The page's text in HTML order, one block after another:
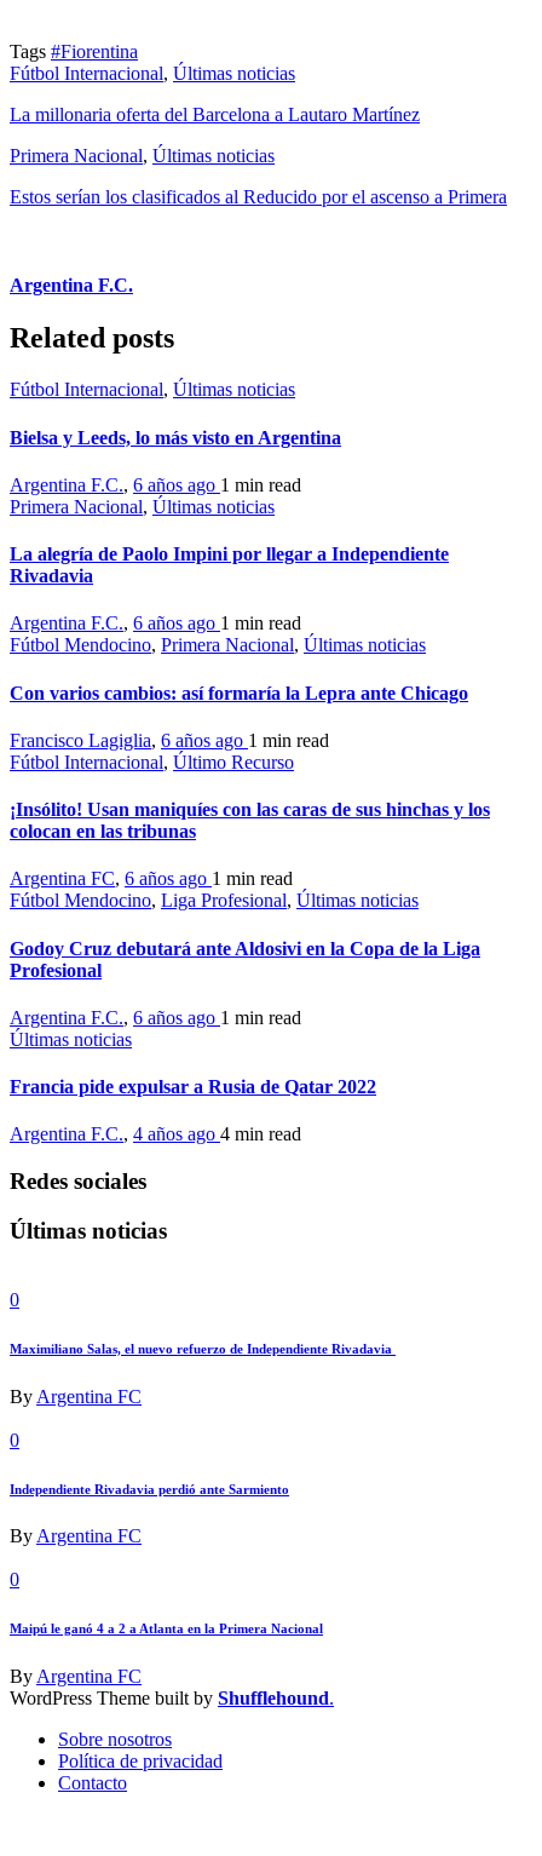
Tags #Fiorentina
Fútbol Internacional, Últimas noticias
La millonaria oferta del Barcelona a Lautaro Martínez
Primera Nacional, Últimas noticias
Estos serían los clasificados al Reducido por el ascenso a Primera
Argentina F.C.
Related posts
Fútbol Internacional, Últimas noticias
Bielsa y Leeds, lo más visto en Argentina
Argentina F.C., 6 años ago 1 min read
Primera Nacional, Últimas noticias
La alegría de Paolo Impini por llegar a Independiente
Rivadavia
Argentina F.C., 6 años ago 1 min read
Fútbol Mendocino, Primera Nacional, Últimas noticias
Con varios cambios: así formaría la Lepra ante Chicago
Francisco Lagiglia, 6 años ago 1 min read
Fútbol Internacional, Último Recurso
¡Insólito! Usan maniquíes con las caras de sus hinchas y los
colocan en las tribunas
Argentina FC, 6 años ago 1 min read
Fútbol Mendocino, Liga Profesional, Últimas noticias
Godoy Cruz debutará ante Aldosivi en la Copa de la Liga
Profesional
Argentina F.C., 6 años ago 1 min read
Últimas noticias
Francia pide expulsar a Rusia de Qatar 2022
Argentina F.C., 4 años ago 4 min read
Redes sociales
Últimas noticias
0
Maximiliano Salas, el nuevo refuerzo de Independiente Rivadavia
By Argentina FC
0
Independiente Rivadavia perdió ante Sarmiento
ByArgentina FC
0
Maipú le ganó 4 a 2 a Atlanta en la Primera Nacional
ByArgentina FC
WordPress Theme built by Shufflehound.
Sobre nosotros
Política de privacidad
Contacto